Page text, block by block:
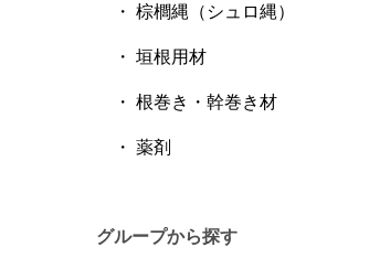
棕櫚縄（シュロ縄）
垣根用材
根巻き・幹巻き材
薬剤
グループから探す